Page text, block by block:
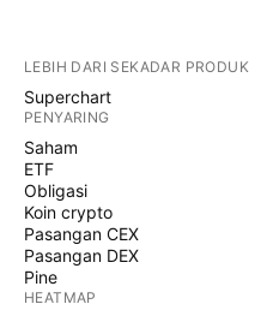
LEBIH DARI SEKADAR PRODUK
Superchart
PENYARING
Saham
ETF
Obligasi
Koin crypto
Pasangan CEX
Pasangan DEX
Pine
HEATMAP